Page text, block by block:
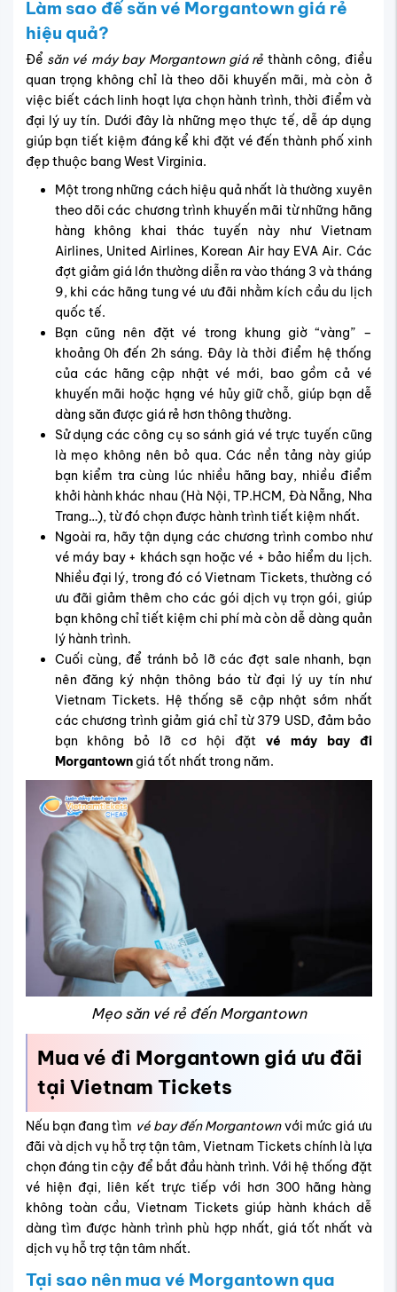
Làm sao để săn vé Morgantown giá rẻ
hiệu quả?
Để săn vé máy bay Morgantown giá rẻ thành công, điều
quan trọng không chỉ là theo dõi khuyến mãi, mà còn ở
việc biết cách linh hoạt lựa chọn hành trình, thời điểm và
đại lý uy tín. Dưới đây là những mẹo thực tế, dễ áp dụng
giúp bạn tiết kiệm đáng kể khi đặt vé đến thành phố xinh
đẹp thuộc bang West Virginia.
Một trong những cách hiệu quả nhất là thường xuyên
theo dõi các chương trình khuyến mãi từ những hãng
hàng không khai thác tuyến này như Vietnam
Airlines, United Airlines, Korean Air hay EVA Air. Các
đợt giảm giá lớn thường diễn ra vào tháng 3 và tháng
9, khi các hãng tung vé ưu đãi nhằm kích cầu du lịch
quốc tế.
Bạn cũng nên đặt vé trong khung giờ “vàng” –
khoảng 0h đến 2h sáng. Đây là thời điểm hệ thống
của các hãng cập nhật vé mới, bao gồm cả vé
khuyến mãi hoặc hạng vé hủy giữ chỗ, giúp bạn dễ
dàng săn được giá rẻ hơn thông thường.
Sử dụng các công cụ so sánh giá vé trực tuyến cũng
là mẹo không nên bỏ qua. Các nền tảng này giúp
bạn kiểm tra cùng lúc nhiều hãng bay, nhiều điểm
khởi hành khác nhau (Hà Nội, TP.HCM, Đà Nẵng, Nha
Trang…), từ đó chọn được hành trình tiết kiệm nhất.
Ngoài ra, hãy tận dụng các chương trình combo như
vé máy bay + khách sạn hoặc vé + bảo hiểm du lịch.
Nhiều đại lý, trong đó có Vietnam Tickets, thường có
ưu đãi giảm thêm cho các gói dịch vụ trọn gói, giúp
bạn không chỉ tiết kiệm chi phí mà còn dễ dàng quản
lý hành trình.
Cuối cùng, để tránh bỏ lỡ các đợt sale nhanh, bạn
nên đăng ký nhận thông báo từ đại lý uy tín như
Vietnam Tickets. Hệ thống sẽ cập nhật sớm nhất
các chương trình giảm giá chỉ từ 379 USD, đảm bảo
bạn không bỏ lỡ cơ hội đặt vé máy bay đi
Morgantown giá tốt nhất trong năm.
Mẹo săn vé rẻ đến Morgantown
Mua vé đi Morgantown giá ưu đãi
tại Vietnam Tickets
Nếu bạn đang tìm vé bay đến Morgantownvới mức giá ưu
đãi và dịch vụ hỗ trợ tận tâm, Vietnam Tickets chính là lựa
chọn đáng tin cậy để bắt đầu hành trình. Với hệ thống đặt
vé hiện đại, liên kết trực tiếp với hơn 300 hãng hàng
không toàn cầu, Vietnam Tickets giúp hành khách dễ
dàng tìm được hành trình phù hợp nhất, giá tốt nhất và
dịch vụ hỗ trợ tận tâm nhất.
Tại sao nên mua vé Morgantown qua